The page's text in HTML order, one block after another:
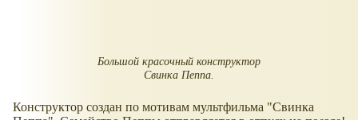
Большой красочный конструктор
Свинка Пеппа.
Конструктор создан по мотивам мультфильма "Свинка